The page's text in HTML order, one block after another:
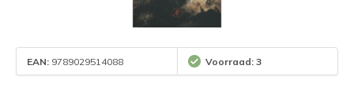
EAN: 9789029514088 Voorraad: 3